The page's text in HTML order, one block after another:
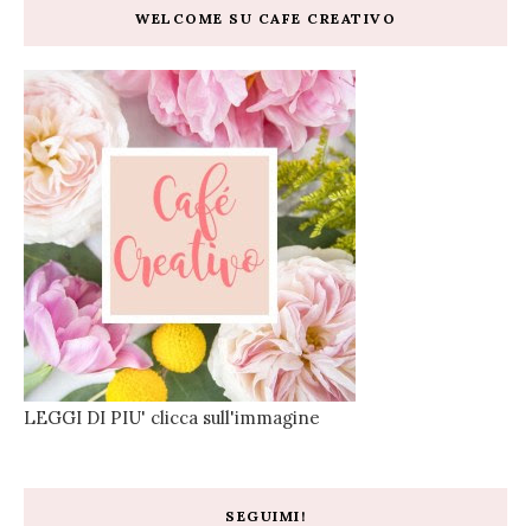
WELCOME SU CAFE CREATIVO
LEGGI DI PIU' clicca sull'immagine
SEGUIMI!